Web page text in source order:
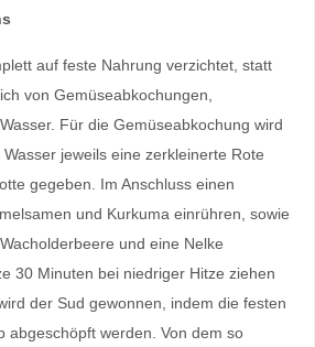
auf feste Nahrung verzichtet, statt
von Gemüseabkochungen,
Für die Gemüseabkochung wird
jeweils eine zerkleinerte Rote
gegeben. Im Anschluss einen
und Kurkuma einrühren, sowie
und eine Nelke
30 Minuten bei niedriger Hitze ziehen
der Sud gewonnen, indem die festen
abgeschöpft werden. Von dem so